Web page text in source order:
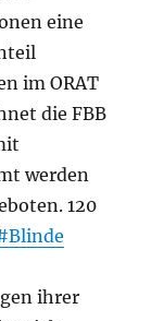
eine
im ORAT
die FBB
werden
120
ihrer